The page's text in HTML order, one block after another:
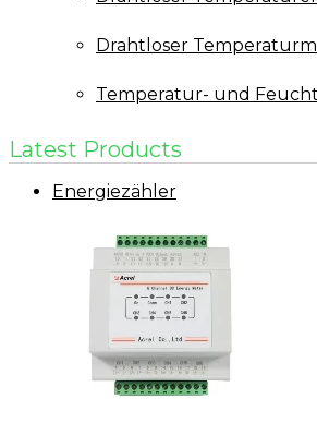
Drahtloser
Temperatur- und
Latest Products
Energiezähler